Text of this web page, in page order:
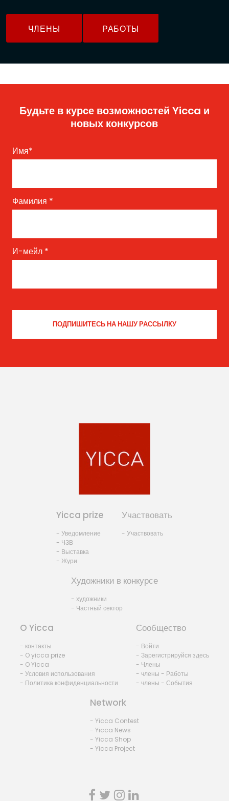
ЧЛЕНЫ РАБОТЫ
Будьте в курсе возможностей Yicca и
новых конкурсов
Имя*
Фамилия *
И-мейл *
Yicca prize
- Уведомление
- ЧЗВ
- Выставка
- Жури
Участвовать
- Участвовать
Художники в конкурсе
- художники
- Частный сектор
O Yicca
- контакты
- O yicca prize
- O Yicca
- Условия использования
- Политика конфиденциальности
Сообщество
- Войти
- Зарегистрируйся здесь
- Члены
- члены - Работы
- члены - События
Network
- Yicca Contest
- Yicca News
- Yicca Shop
- Yicca Project